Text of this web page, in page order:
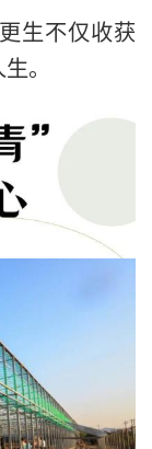
生不仅收获
。